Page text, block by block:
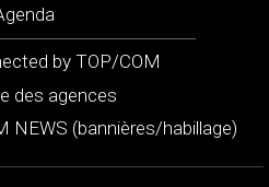
by TOP/COM
des agences
NEWS (bannières/habillage)